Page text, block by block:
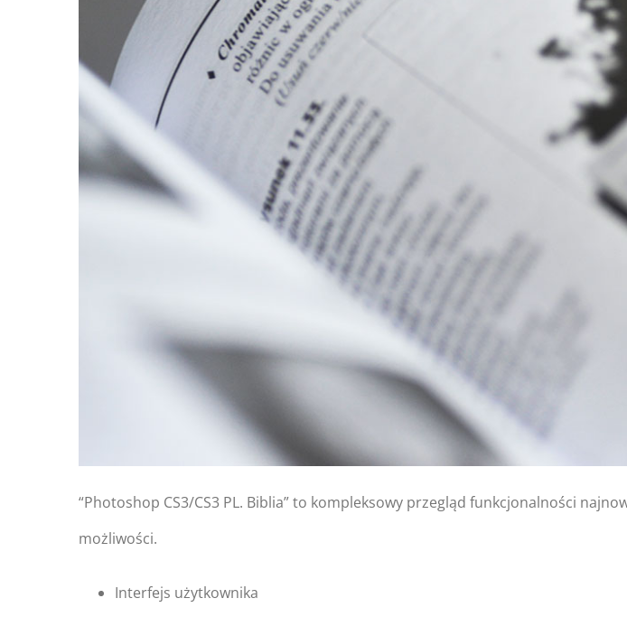
“Photoshop CS3/CS3 PL. Biblia” to kompleksowy przegląd funkcjonalności
możliwości.
Interfejs użytkownika